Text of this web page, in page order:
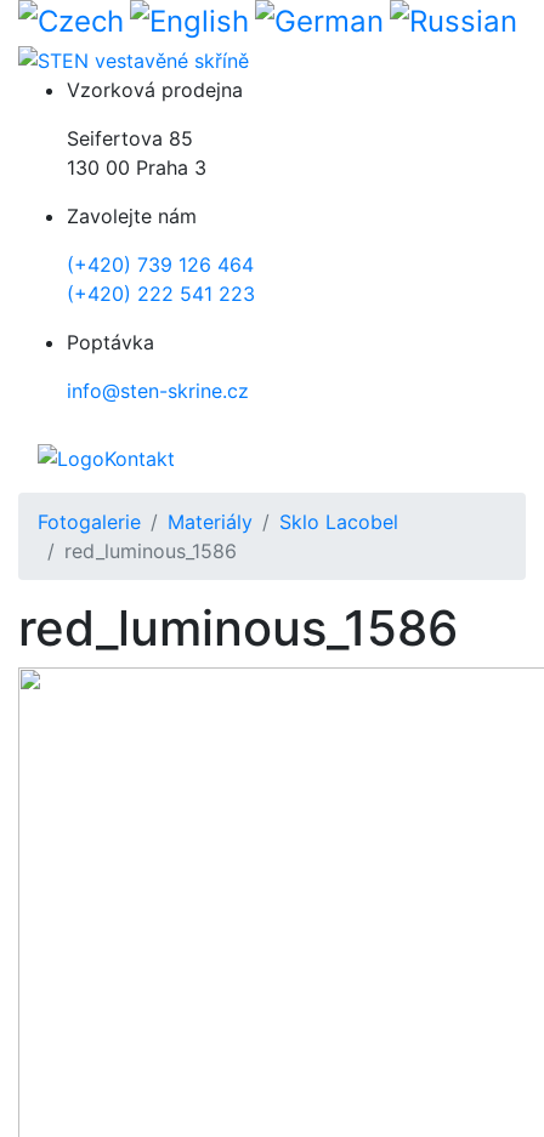
Přejít k hlavnímu obsahu
Vzorková prodejna
Seifertova 85
130 00 Praha 3
Zavolejte nám
(+420) 739 126 464
(+420) 222 541 223
Poptávka
info@sten-skrine.cz
Kontakt
Fotogalerie Materiály
Sklo Lacobel
red_luminous_1586
red_luminous_1586